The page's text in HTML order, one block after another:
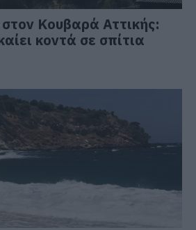
Κουβαρά Αττικής:
κοντά σε σπίτια